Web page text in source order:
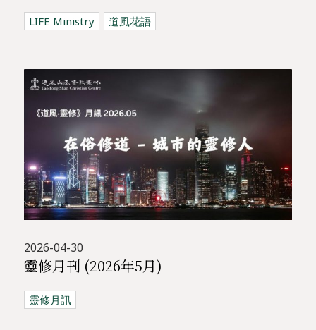
LIFE Ministry 道風花語
2026-04-30
靈修月刊 (2026年5月)
靈修月訊